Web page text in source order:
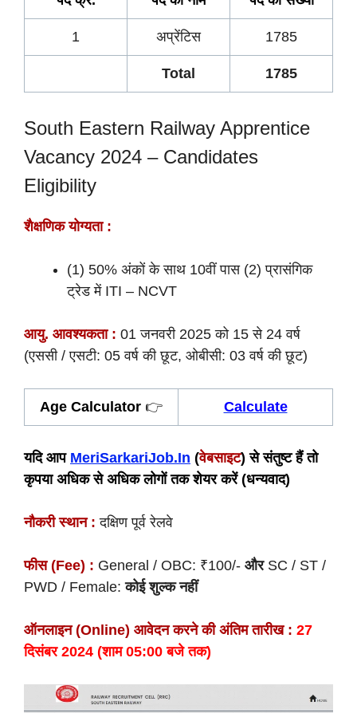
1 अप्रेंटिस 1785
Total 1785
South Eastern Railway Apprentice
Vacancy 2024 – Candidates
Eligibility
शैक्षणिक योग्यता :
(1) 50% अंकों के साथ 10वीं पास (2) प्रासंगिक
ट्रेड में ITI – NCVT
आयु. आवश्यकता : 01 जनवरी 2025 को 15 से 24 वर्ष
(एससी / एसटी: 05 वर्ष की छूट, ओबीसी: 03 वर्ष की छूट)
Age Calculator 👉 Calculate
यदि आप MeriSarkariJob.In (वेबसाइट) से संतुष्ट हैं तो
कृपया अधिक से अधिक लोगों तक शेयर करें (धन्यवाद)
नौकरी स्थान : दक्षिण पूर्व रेलवे
फीस (Fee) : General / OBC: ₹100/- औरSC / ST /
PWD / Female:कोई शुल्क नहीं
ऑनलाइन (Online) आवेदन करने की अंतिम तारीख : 27
दिसंबर 2024 (शाम 05:00 बजे तक)